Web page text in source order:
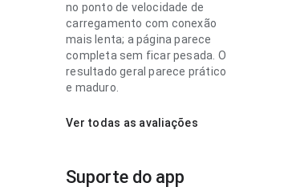
no ponto de velocidade de
carregamento com conexão
mais lenta; a página parece
completa sem ficar pesada. O
resultado geral parece prático
e maduro.
Ver todas as avaliações
Suporte do app